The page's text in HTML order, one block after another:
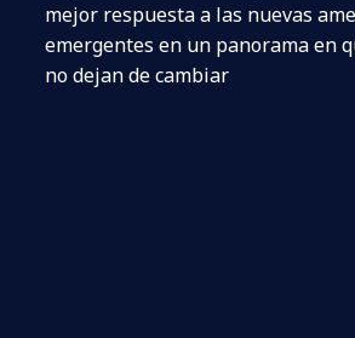
mejor respuesta a las nuevas
emergentes en un panorama en
no dejan de cambiar